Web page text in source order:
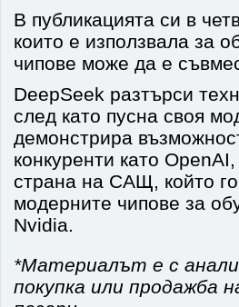
В публикацията си в
които е използвала за
чипове може да е
DeepSeek разтърси
след като пусна своя
демонстрира
конкуренти като
страна на САЩ, който
модерните чипове за
Nvidia.
*Материалът е с
покупка или продажба